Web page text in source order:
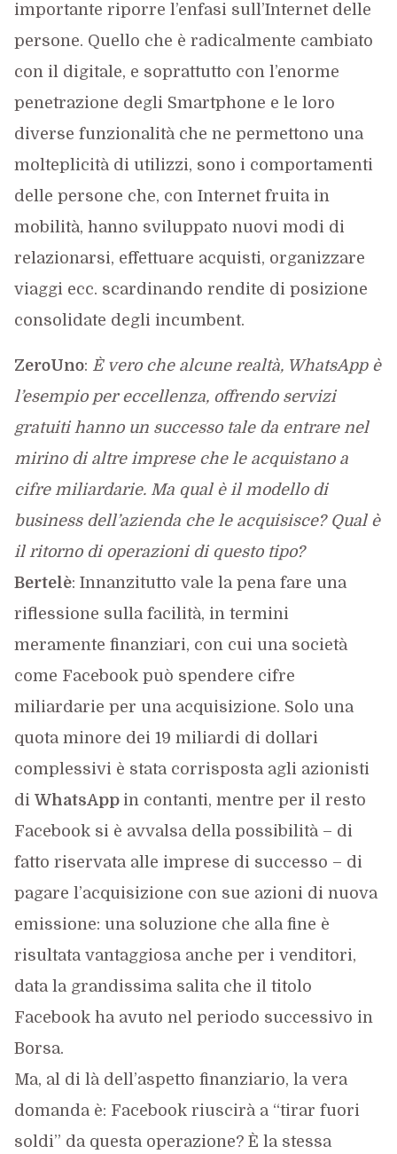
importante riporre l’enfasi sull’Internet delle
persone. Quello che è radicalmente cambiato
con il digitale, e soprattutto con l’enorme
penetrazione degli Smartphone e le loro
diverse funzionalità che ne permettono una
molteplicità di utilizzi, sono i comportamenti
delle persone che, con Internet fruita in
mobilità, hanno sviluppato nuovi modi di
relazionarsi, effettuare acquisti, organizzare
viaggi ecc. scardinando rendite di posizione
consolidate degli incumbent.
ZeroUno: È vero che alcune realtà, WhatsApp è
l’esempio per eccellenza, offrendo servizi
gratuiti hanno un successo tale da entrare nel
mirino di altre imprese che le acquistano a
cifre miliardarie. Ma qual è il modello di
business dell’azienda che le acquisisce? Qual è
il ritorno di operazioni di questo tipo?
Bertelè: Innanzitutto vale la pena fare una
riflessione sulla facilità, in termini
meramente finanziari, con cui una società
come Facebook può spendere cifre
miliardarie per una acquisizione. Solo una
quota minore dei 19 miliardi di dollari
complessivi è stata corrisposta agli azionisti
di WhatsApp in contanti, mentre per il resto
Facebook si è avvalsa della possibilità – di
fatto riservata alle imprese di successo – di
pagare l’acquisizione con sue azioni di nuova
emissione: una soluzione che alla fine è
risultata vantaggiosa anche per i venditori,
data la grandissima salita che il titolo
Facebook ha avuto nel periodo successivo in
Borsa.
Ma, al di là dell’aspetto finanziario, la vera
domanda è: Facebook riuscirà a “tirar fuori
soldi” da questa operazione? È la stessa